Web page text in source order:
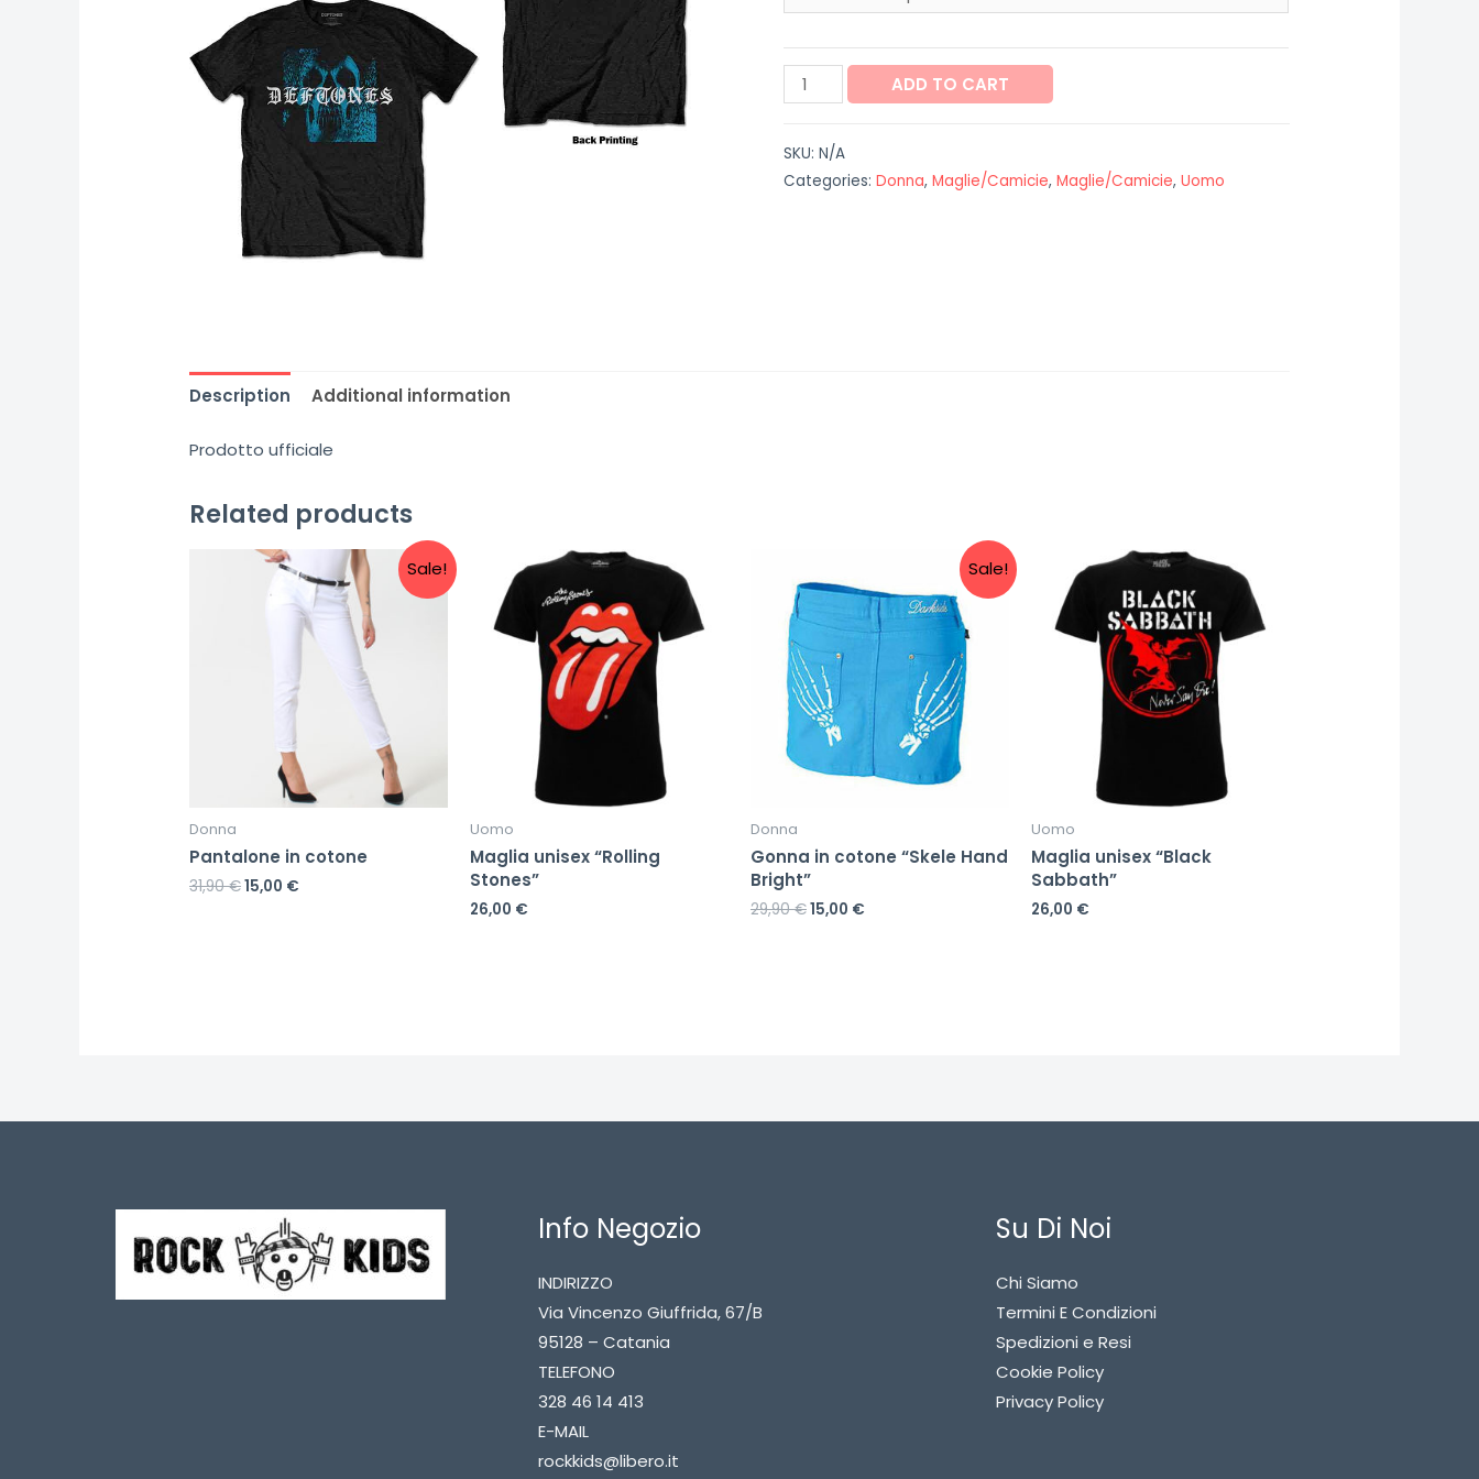
Maglia
unisex
"Deftones"
quantity
ADD TO CART
SKU: N/A
Categories: Donna, Maglie/Camicie, Maglie/Camicie, Uomo
Description Additional information
Prodotto ufficiale
Related products
Sale!
Donna
Pantalone in cotone
31,90€15,00 €
Uomo
Maglia unisex “Rolling
Stones”
26,00 €
Sale!
Donna
Gonna in cotone “Skele Hand
Bright”
29,90€15,00 €
Uomo
Maglia unisex “Black
Sabbath”
26,00 €
Info Negozio
INDIRIZZO
Via Vincenzo Giuffrida, 67/B
95128 – Catania
TELEFONO
328 46 14 413
E-MAIL
rockkids@libero.it
Su Di Noi
Chi Siamo
Termini E Condizioni
Spedizioni e Resi
Cookie Policy
Privacy Policy